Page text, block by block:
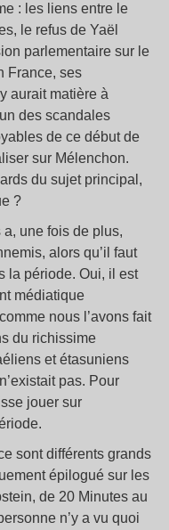
: les liens entre le
le refus de Yaël
parlementaire sur le
France, ses
aurait matière à
des scandales
de ce début de
sur Mélenchon.
du sujet principal,
?
une fois de plus,
alors qu’il faut
la période. Oui, il est
médiatique
nous l’avons fait
du richissime
et étasuniens
pas. Pour
jouer sur
sont différents grands
épilogué sur les
de 20 Minutes au
n’y a vu quoi